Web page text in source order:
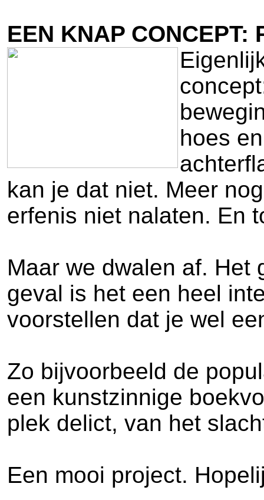
EEN KNAP CONCEPT:
hoes
kan je dat niet. Meer
erfenis niet nalaten. En
Maar we dwalen af. Het
geval is het een heel
voorstellen dat je wel
Zo bijvoorbeeld de
een kunstzinnige
plek delict, van het
Een mooi project.